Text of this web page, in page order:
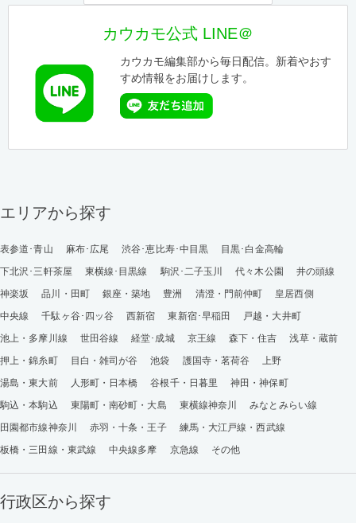
カウカモ公式 LINE＠
カウカモ編集部から毎日配信。新着やおす
すめ情報をお届けします。
エリアから探す
表参道･青山 麻布･広尾 渋谷･恵比寿･中目黒
目黒･白金高輪
下北沢･三軒茶屋
東横線･目黒線 駒沢･二子玉川 代々木公園
井の頭線
神楽坂
品川・田町 銀座・築地 豊洲 清澄・門前仲町
皇居西側
中央線
千駄ヶ谷･四ッ谷 西新宿 東新宿･早稲田
戸越・大井町
池上・多摩川線
世田谷線 経堂･成城 京王線 森下・住吉
浅草・蔵前
押上・錦糸町
目白・雑司が谷 池袋 護国寺・茗荷谷
上野
湯島・東大前
人形町・日本橋 谷根千・日暮里
神田・神保町
駒込・本駒込
東陽町・南砂町・大島 東横線神奈川
みなとみらい線
田園都市線神奈川
赤羽・十条・王子
練馬・大江戸線・西武線
板橋・三田線・東武線
中央線多摩 京急線 その他
行政区から探す